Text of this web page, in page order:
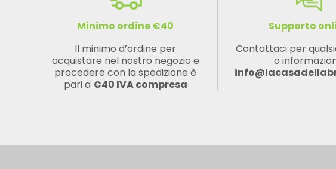
Minimo ordine €40
Il minimo d’ordine per
acquistare nel nostro negozio e
procedere con la spedizione è
pari a €40 IVA compresa
Supporto
Contattaci per
o